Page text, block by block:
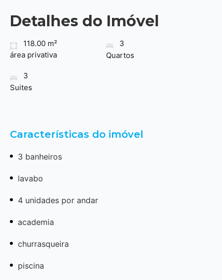
Detalhes do Imóvel
118.00 m²
área privativa
3
Quartos
3
Suites
Características do imóvel
3 banheiros
lavabo
4 unidades por andar
academia
churrasqueira
piscina